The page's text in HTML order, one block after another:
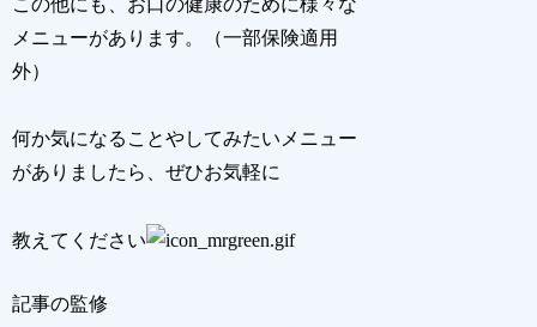
メニューがあります。（一部保険適用
外）
何か気になることやしてみたいメニュー
がありましたら、ぜひお気軽に
教えてください
記事の監修